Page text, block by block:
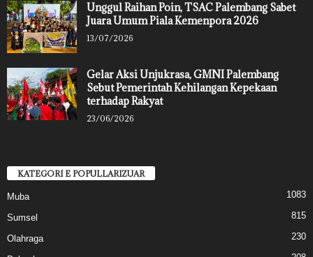
Unggul Raihan Poin, TSAC Palembang Sabet
Juara Umum Piala Kemenpora 2026
13/07/2026
Gelar Aksi Unjukrasa, GMNI Palembang
Sebut Pemerintah Kehilangan Kepekaan
terhadap Rakyat
23/06/2026
KATEGORI E POPULLARIZUAR
Muba 1083
Sumsel 815
Olahraga 230